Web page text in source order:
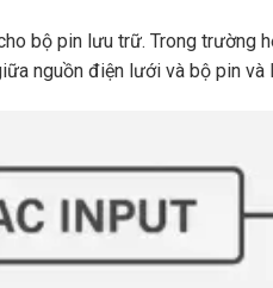
bộ pin lưu trữ. Trong
nguồn điện lưới và bộ pin